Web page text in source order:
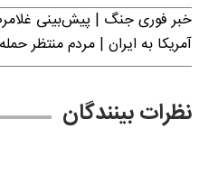
خبر فوری جنگ | پیش‌بینی
آمریکا به ایران | مردم منتظر
نظرات بینندگان